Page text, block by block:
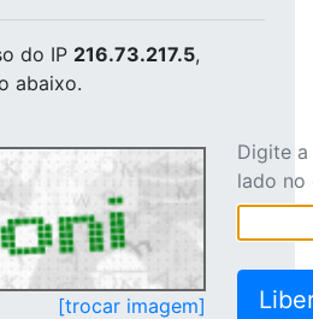
do IP 216.73.217.5,
abaixo.
[trocar imagem]
Digite
lado no